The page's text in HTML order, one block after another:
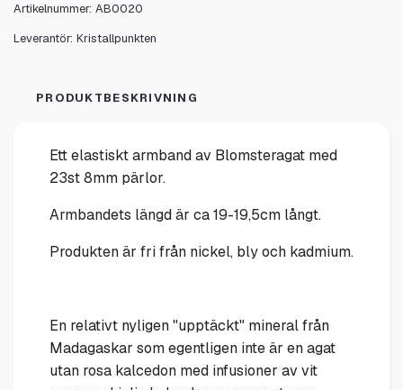
Artikelnummer: AB0020
Leverantör: Kristallpunkten
PRODUKTBESKRIVNING
Ett elastiskt armband av Blomsteragat med
23st 8mm pärlor.
Armbandets längd är ca 19-19,5cm långt.
Produkten är fri från nickel, bly och kadmium.
En relativt nyligen "upptäckt" mineral från
Madagaskar som egentligen inte är en agat
utan rosa kalcedon med infusioner av vit